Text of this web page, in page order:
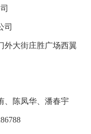
司
外大街庄胜广场西翼
、陈凤华、潘春宇